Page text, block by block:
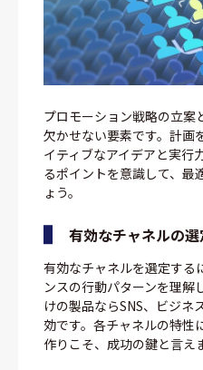
プロモーション戦略の立案
欠かせない要素です。計画
イティブなアイデアと実行
るポイントを意識して、最
ょう。
有効なチャネルの選
有効なチャネルを選定する
ンスの行動パターンを理解
けの製品ならSNS、ビジ
効です。各チャネルの特性
作りこそ、成功の鍵と言え